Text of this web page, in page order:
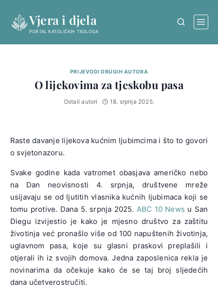
content
Vjera i djela
PORTAL KATOLIČKIH TEOLOGA
PRIJEVODI DRUGIH AUTORA
O lijekovima za tjeskobu pasa
Ostali autori 18. srpnja 2025.
Raste davanje lijekova kućnim ljubimcima i što to govori
o svjetonazoru.
Svake godine kada vatromet obasjava američko nebo
na Dan neovisnosti 4. srpnja, društvene mreže
usijavaju se od ljutitih vlasnika kućnih ljubimaca koji se
tomu protive. Dana 5. srpnja 2025. ABC 10 News u San
Diegu izvijestio je kako je mjesno društvo za zaštitu
životinja već pronašlo više od 100 napuštenih životinja,
uglavnom pasa, koje su glasni praskovi preplašili i
otjerali ih iz svojih domova. Jedna zaposlenica rekla je
novinarima da očekuje kako će se taj broj sljedećih
dana učetverostručiti.